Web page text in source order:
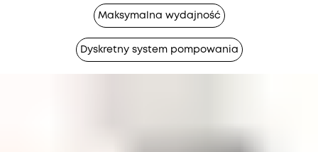
Maksymalna wydajność
Dyskretny system pompowania